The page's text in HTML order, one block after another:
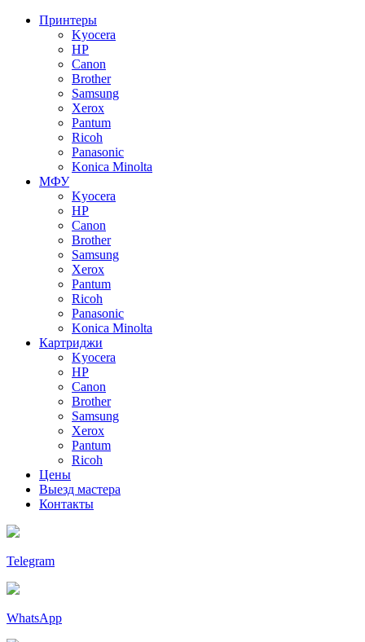
Принтеры
Kyocera
HP
Canon
Brother
Samsung
Xerox
Pantum
Ricoh
Panasonic
Konica Minolta
МФУ
Kyocera
HP
Canon
Brother
Samsung
Xerox
Pantum
Ricoh
Panasonic
Konica Minolta
Картриджи
Kyocera
HP
Canon
Brother
Samsung
Xerox
Pantum
Ricoh
Цены
Выезд мастера
Контакты
Telegram
WhatsApp